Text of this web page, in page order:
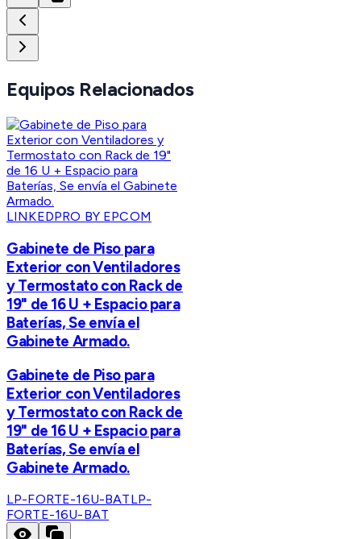
Equipos Relacionados
LINKEDPRO BY EPCOM
Gabinete de Piso para
Exterior con Ventiladores
y Termostato con Rack de
19" de 16 U + Espacio para
Baterías, Se envía el
Gabinete Armado.
Gabinete de Piso para
Exterior con Ventiladores
y Termostato con Rack de
19" de 16 U + Espacio para
Baterías, Se envía el
Gabinete Armado.
LP-FORTE-16U-BATLP-
FORTE-16U-BAT